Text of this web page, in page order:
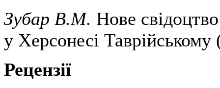
Зубар В.М. Нове
у Херсонесі Таврійському
Рецензії